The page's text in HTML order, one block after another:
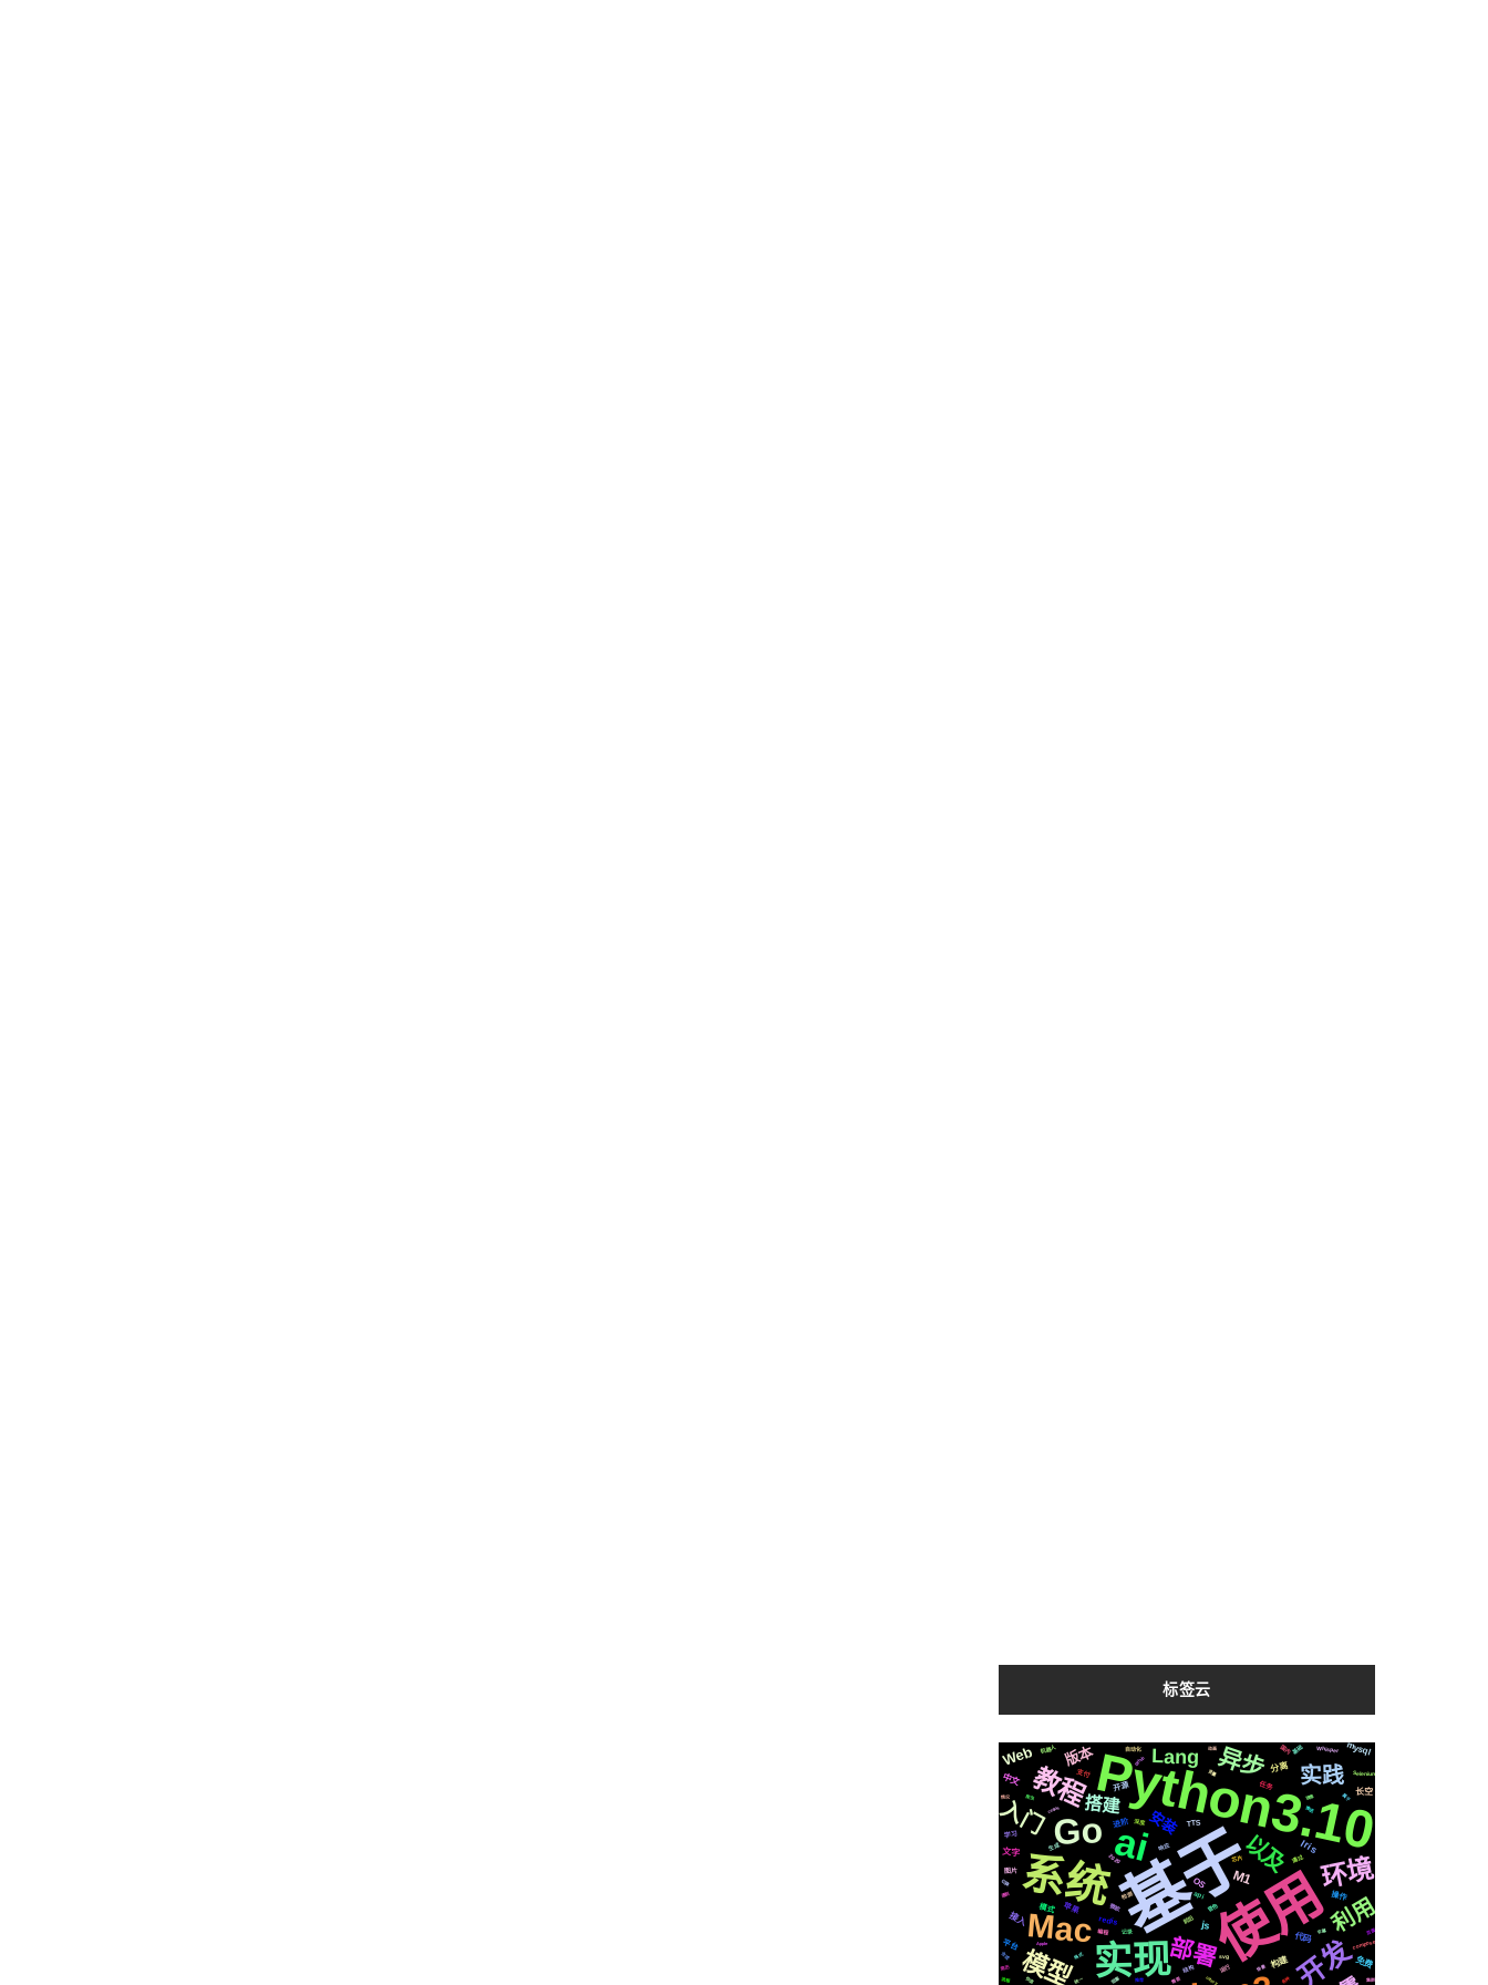
标签云
基于使用
Python3.10
系统
ai
实现
Go
Mac
开发
教程
环境
模型 部署
异步 实践
入门
以及
利用
Lang
搭建
安装
版本
Web
M1
js
Iris
代码
构建
OS
文字
接入
mysql
分离
中文
免费
长空
TTS
平台
进阶
redis
苹果
模式
开源
操作
任务
api
图片
学习
支付
自动化
音色
响应
compose
芯片
前后
检测
基础
2020
微软
国内
机器人 Whisper
深度
记录
编程
Selenium
通过
svg
生成
结构 运行
centos 推送
需要
格式
字幕
变量
推荐 celery
场景
阻塞
镜像
Apple
各种
遇到
统一
github
切换
动画
爬虫 属于
情况
合成
页面
简历
快速 集群
流程